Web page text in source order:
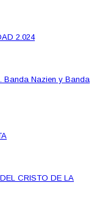
2.024
Banda Nazien y Banda
CRISTO DE LA